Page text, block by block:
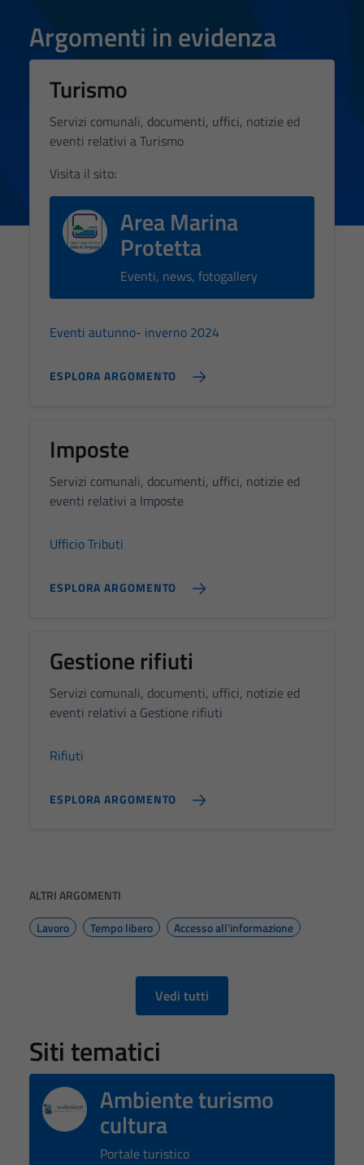
Argomenti in evidenza
Turismo
Servizi comunali, documenti, uffici, notizie ed
eventi relativi a Turismo
Visita il sito:
Area Marina
Protetta
Eventi, news, fotogallery
Eventi autunno- inverno 2024
ESPLORA ARGOMENTO
Imposte
Servizi comunali, documenti, uffici, notizie ed
eventi relativi a Imposte
Ufficio Tributi
ESPLORA ARGOMENTO
Gestione rifiuti
Servizi comunali, documenti, uffici, notizie ed
eventi relativi a Gestione rifiuti
Rifiuti
ESPLORA ARGOMENTO
ALTRI ARGOMENTI
Lavoro
Tempo libero Accesso all'informazione
Vedi tutti
Siti tematici
Ambiente turismo
cultura
Portale turistico
essere
disabilitati.
non raccolgono
personali.